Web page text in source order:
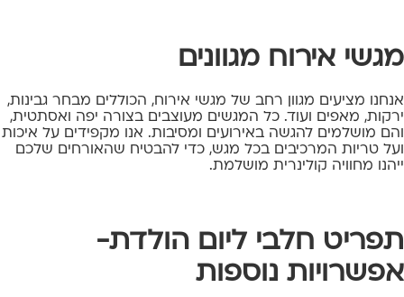
מגשי אירוח מגוונים
אנחנו מציעים מגוון רחב של מגשי אירוח, הכוללים מבחר גבינות,
ירקות, מאפים ועוד. כל המגשים מעוצבים בצורה יפה ואסתטית,
והם מושלמים להגשה באירועים ומסיבות. אנו מקפידים על איכות
ועל טריות המרכיבים בכל מגש, כדי להבטיח שהאורחים שלכם
ייהנו מחוויה קולינרית מושלמת.
תפריט חלבי ליום הולדת-
אפשרויות נוספות